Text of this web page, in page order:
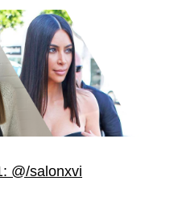
@/salonxvi